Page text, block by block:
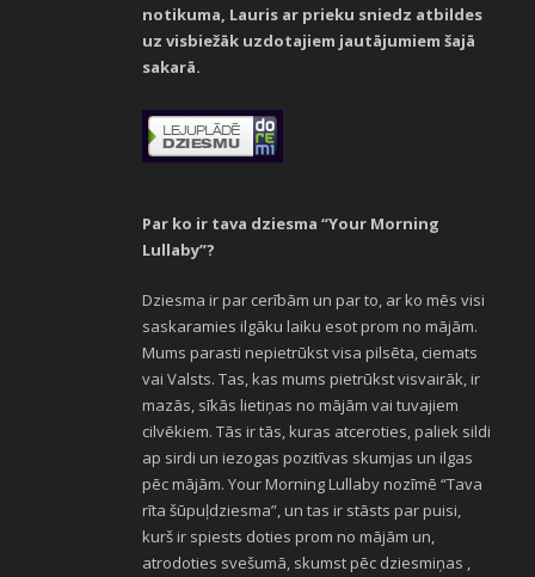
notikuma, Lauris ar prieku sniedz atbildes
uz visbiežāk uzdotajiem jautājumiem šajā
sakarā.
Par ko ir tava dziesma “Your Morning
Lullaby”?
Dziesma ir par cerībām un par to, ar ko mēs visi
saskaramies ilgāku laiku esot prom no mājām.
Mums parasti nepietrūkst visa pilsēta, ciemats
vai Valsts. Tas, kas mums pietrūkst visvairāk, ir
mazās, sīkās lietiņas no mājām vai tuvajiem
cilvēkiem. Tās ir tās, kuras atceroties, paliek sildi
ap sirdi un iezogas pozitīvas skumjas un ilgas
pēc mājām. Your Morning Lullaby nozīmē “Tava
rīta šūpuļdziesma”, un tas ir stāsts par puisi,
kurš ir spiests doties prom no mājām un,
atrodoties svešumā, skumst pēc dziesmiņas ,